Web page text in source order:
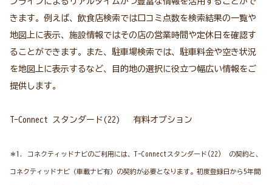
きます。例えば、飲食店検索では口コミ点数を検索結果の一覧や
地図上に表示、施設情報ではその店の営業時間や定休日を確認す
ることができます。また、駐車場検索では、駐車料金や空き状況
を地図上に表示するなど、目的地の選択に役立つ幅広い情報をご
提供します。
T-Connect スタンダード(22) 有料オプション
＊1. コネクティッドナビのご利用には、T-Connectスタンダード(22) の契約と、
コネクティッドナビ（車載ナビ有）の契約が必要となります。初度登録日から5年間